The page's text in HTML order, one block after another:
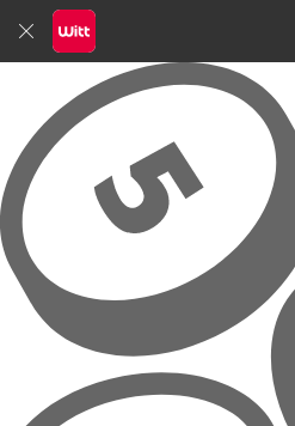
Prejsť na hlavný obsah